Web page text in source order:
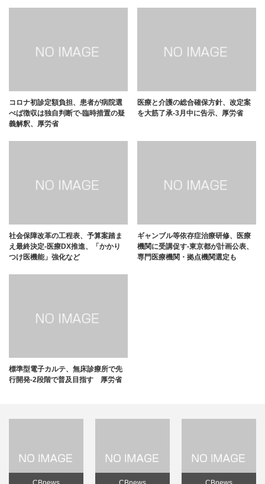
コロナ初診定額負担、患者が病院選
べば徴収は独自判断で-臨時措置の疑
義解釈、厚労省
医療と介護の総合確保方針、改定案
を大筋了承-3月中に告示、厚労省
社会保障改革の工程表、予算案踏ま
え最終決定-医療DX推進、「かかり
つけ医機能」強化など
ギャンブル等依存症治療研修、医療
機関に受講促す-東京都が計画公表、
専門医療機関・拠点機関選定も
標準型電子カルテ、無床診療所で先
行開発-2段階で普及目指す 厚労省